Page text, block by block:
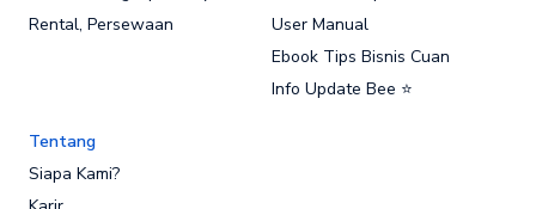
Rental, Persewaan
User Manual
Ebook Tips Bisnis Cuan
Info Update Bee ⭐
Tentang
Siapa Kami?